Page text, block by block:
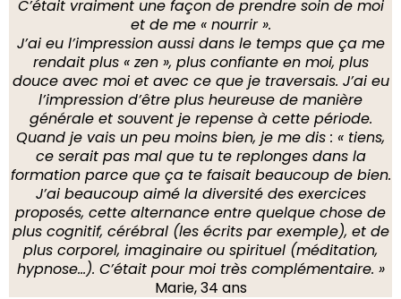
C’était vraiment une façon de prendre soin de moi
et de me « nourrir ».
J’ai eu l’impression aussi dans le temps que ça me
rendait plus « zen », plus confiante en moi, plus
douce avec moi et avec ce que je traversais. J’ai eu
l’impression d’être plus heureuse de manière
générale et souvent je repense à cette période.
Quand je vais un peu moins bien, je me dis : « tiens,
ce serait pas mal que tu te replonges dans la
formation parce que ça te faisait beaucoup de bien.
J’ai beaucoup aimé la diversité des exercices
proposés, cette alternance entre quelque chose de
plus cognitif, cérébral (les écrits par exemple), et de
plus corporel, imaginaire ou spirituel (méditation,
hypnose…). C’était pour moi très complémentaire. »
Marie, 34 ans